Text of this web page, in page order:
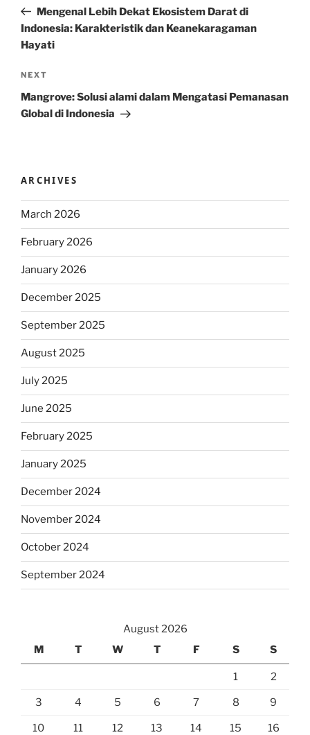
PostMengenal Lebih Dekat Ekosistem Darat di
Indonesia: Karakteristik dan Keanekaragaman
Hayati
Next
Post
NEXT
Mangrove: Solusi alami dalam Mengatasi Pemanasan
Global di Indonesia
ARCHIVES
March 2026
February 2026
January 2026
December 2025
September 2025
August 2025
July 2025
June 2025
February 2025
January 2025
December 2024
November 2024
October 2024
September 2024
August 2026
M
T W T F S S
1 2
3 4 5 6 7 8 9
10 11 12 13 14 15 16